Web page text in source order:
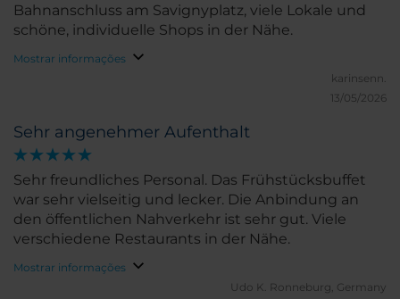
Bahnanschluss am Savignyplatz, viele Lokale und
schöne, individuelle Shops in der Nähe.
Mostrar informações
karinsenn.
13/05/2026
Sehr angenehmer Aufenthalt
Sehr freundliches Personal. Das Frühstücksbuffet
war sehr vielseitig und lecker. Die Anbindung an
den öffentlichen Nahverkehr ist sehr gut. Viele
verschiedene Restaurants in der Nähe.
Mostrar informações
Udo K. Ronneburg, Germany